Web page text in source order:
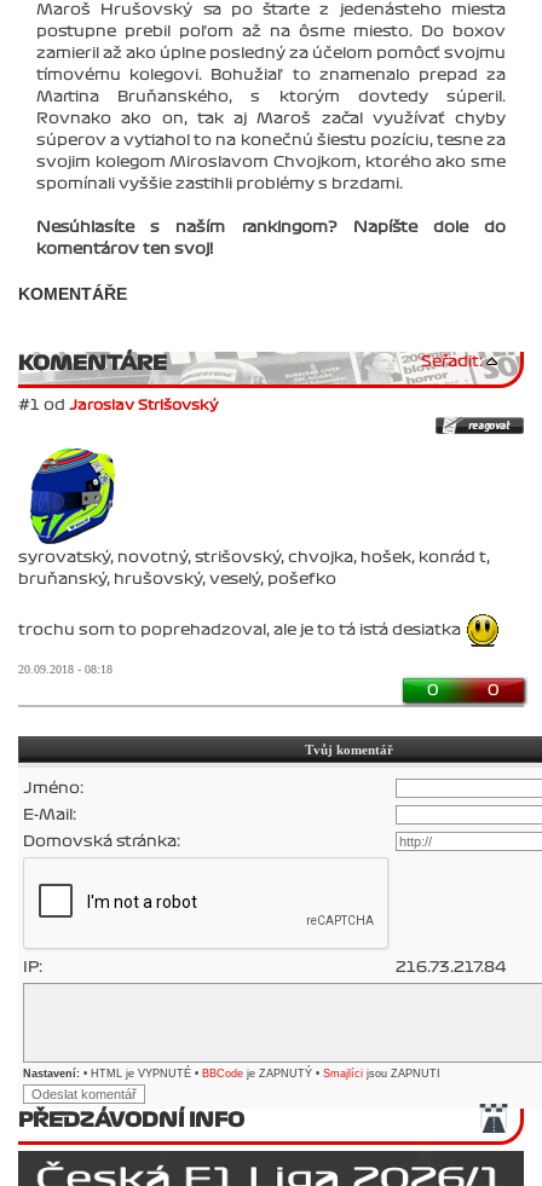
Maroš Hrušovský sa po štarte z jedenásteho miesta
postupne prebil poľom až na ôsme miesto. Do boxov
zamieril až ako úplne posledný za účelom pomôcť svojmu
tímovému kolegovi. Bohužiaľ to znamenalo prepad za
Martina Bruňanského, s ktorým dovtedy súperil.
Rovnako ako on, tak aj Maroš začal využívať chyby
súperov a vytiahol to na konečnú šiestu pozíciu, tesne za
svojim kolegom Miroslavom Chvojkom, ktorého ako sme
spomínali vyššie zastihli problémy s brzdami.
Nesúhlasíte s naším rankingom? Napíšte dole do
komentárov ten svoj!
KOMENTÁŘE
KOMENTÁRE Seřadit:
#1 od Jaroslav Strišovský
syrovatský, novotný, strišovský, chvojka, hošek, konrád t,
bruňanský, hrušovský, veselý, pošefko
trochu som to poprehadzoval, ale je to tá istá desiatka
20.09.2018 - 08:18
0 0
Tvůj komentář
Jméno:
E-Mail:
Domovská stránka:
IP: 216.73.217.84
Nastavení: • HTML je VYPNUTÉ • BBCode je ZAPNUTÝ • Smajlíci jsou ZAPNUTI
PŘEDZÁVODNÍ INFO